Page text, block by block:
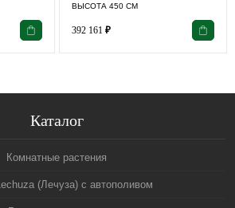
ВЫСОТА 450 СМ
392 161 ₽
Каталог
Комнатные растения
(Лечуза) с автополивом